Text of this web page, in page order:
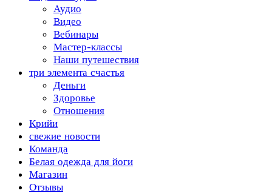
Аудио
Видео
Вебинары
Мастер-классы
Наши путешествия
три элемента счастья
Деньги
Здоровье
Отношения
Крийи
свежие новости
Команда
Белая одежда для йоги
Магазин
Отзывы